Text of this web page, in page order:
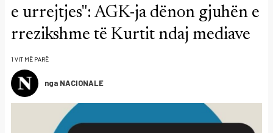
e urrejtjes": AGK-ja dënon gjuhën e
rrezikshme të Kurtit ndaj mediave
1 VIT MË PARË
nga NACIONALE